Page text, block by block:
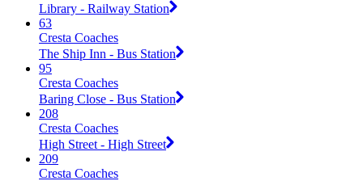
Library - Railway Station
63
Cresta Coaches
The Ship Inn - Bus Station
95
Cresta Coaches
Baring Close - Bus Station
208
Cresta Coaches
High Street - High Street
209
Cresta Coaches